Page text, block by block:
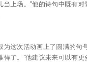
当上场。”他的诗句中既有
为这次活动画上了圆满的句
得了。”他建议未来可以有